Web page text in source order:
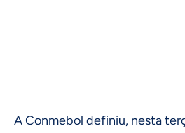
A Conmebol definiu, nesta